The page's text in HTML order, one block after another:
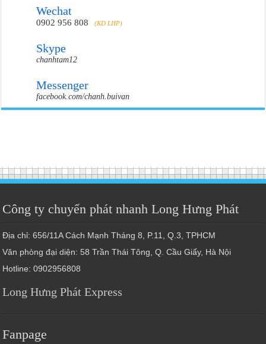
Wechat
0902 956 808 (KD LHP)
Skype
chanhtam12
Messenger
facebook.com/chanh.buivan
Công ty chuyển phát nhanh Long Hưng Phát
Địa chỉ: 656/11A Cách Mạnh Tháng 8, P.11, Q.3, TPHCM
Văn phòng đại diện: 58 Trần Thái Tông, Q. Cầu Giấy, Hà Nội
Hotline: 0902956808
Long Hưng Phát Express
Fanpage